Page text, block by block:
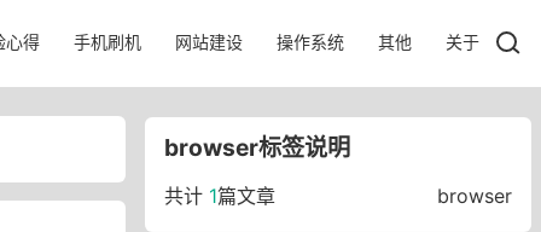
心得 手机刷机 网站建设 操作系统 其他 关于
browser标签说明
共计 1篇文章 browser